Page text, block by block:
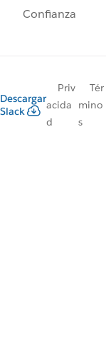
Confianza
Descargar
Slack
Priv
acida
d
Tér
mino
s